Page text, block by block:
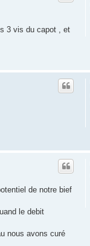
3 vis du capot , et
de notre bief
le debit
nous avons curé